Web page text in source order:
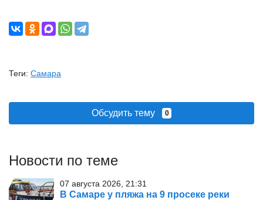
Теги: Самара
Обсудить тему 0
Новости по теме
07 августа 2026, 21:31
В Самаре у пляжа на 9 просеке реки